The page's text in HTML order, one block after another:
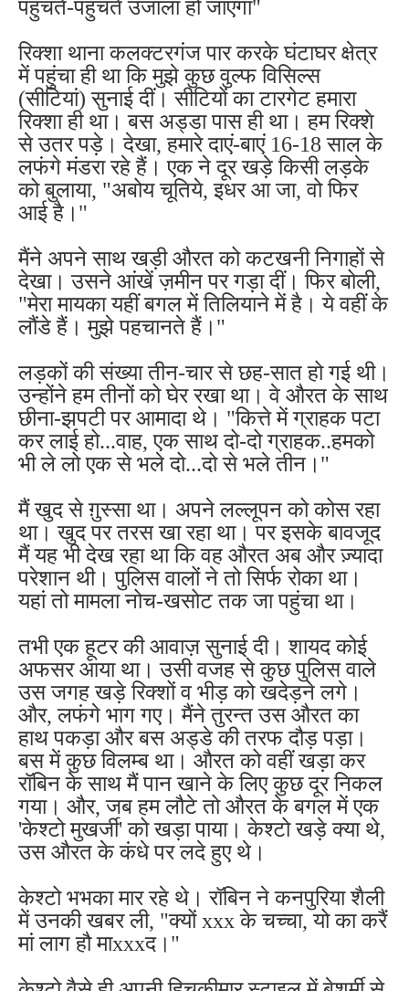
पहुंचते-पहुंचते उजाला हो जाएगा"
रिक्शा थाना कलक्टरगंज पार करके घंटाघर क्षेत्र
में पहुंचा ही था कि मुझे कुछ वुल्फ विसिल्स
(सीटियां) सुनाई दीं। सीटियों का टारगेट हमारा
रिक्शा ही था। बस अड्डा पास ही था। हम रिक्शे
से उतर पड़े। देखा, हमारे दाएं-बाएं 16-18 साल के
लफंगे मंडरा रहे हैं। एक ने दूर खड़े किसी लड़के
को बुलाया, "अबोय चूतिये, इधर आ जा, वो फिर
आई है।"
मैंने अपने साथ खड़ी औरत को कटखनी निगाहों से
देखा। उसने आंखें ज़मीन पर गड़ा दीं। फिर बोली,
"मेरा मायका यहीं बगल में तिलियाने में है। ये वहीं के
लौंडे हैं। मुझे पहचानते हैं।"
लड़कों की संख्या तीन-चार से छह-सात हो गई थी।
उन्होंने हम तीनों को घेर रखा था। वे औरत के साथ
छीना-झपटी पर आमादा थे। "कित्ते में ग्राहक पटा
कर लाई हो...वाह, एक साथ दो-दो ग्राहक..हमको
भी ले लो एक से भले दो...दो से भले तीन।"
मैं खुद से ग़ुस्सा था। अपने लल्लूपन को कोस रहा
था। खुद पर तरस खा रहा था। पर इसके बावजूद
मैं यह भी देख रहा था कि वह औरत अब और ज़्यादा
परेशान थी। पुलिस वालों ने तो सिर्फ रोका था।
यहां तो मामला नोच-खसोट तक जा पहुंचा था।
तभी एक हूटर की आवाज़ सुनाई दी। शायद कोई
अफसर आया था। उसी वजह से कुछ पुलिस वाले
उस जगह खड़े रिक्शों व भीड़ को खदेड़ने लगे।
और, लफंगे भाग गए। मैंने तुरन्त उस औरत का
हाथ पकड़ा और बस अड्डे की तरफ दौड़ पड़ा।
बस में कुछ विलम्ब था। औरत को वहीं खड़ा कर
रॉबिन के साथ मैं पान खाने के लिए कुछ दूर निकल
गया। और, जब हम लौटे तो औरत के बगल में एक
'केश्टो मुखर्जी' को खड़ा पाया। केश्टो खड़े क्या थे,
उस औरत के कंधे पर लदे हुए थे।
केश्टो भभका मार रहे थे। रॉबिन ने कनपुरिया शैली
में उनकी खबर ली, "क्यों xxx के चच्चा, यो का करैं
मां लाग हौ माxxxद।"